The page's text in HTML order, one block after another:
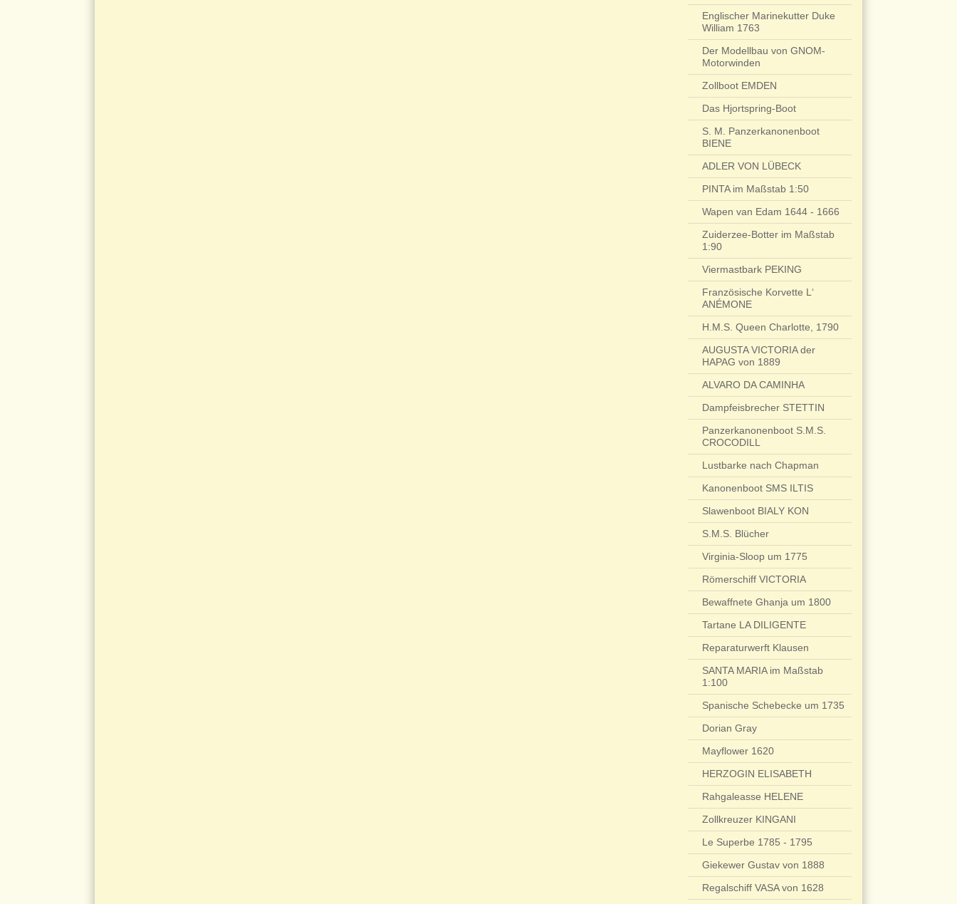
Englischer Marinekutter Duke
William 1763
Der Modellbau von GNOM-
Motorwinden
Zollboot EMDEN
Das Hjortspring-Boot
S. M. Panzerkanonenboot
BIENE
ADLER VON LÜBECK
PINTA im Maßstab 1:50
Wapen van Edam 1644 - 1666
Zuiderzee-Botter im Maßstab
1:90
Viermastbark PEKING
Französische Korvette L‘
ANÉMONE
H.M.S. Queen Charlotte, 1790
AUGUSTA VICTORIA der
HAPAG von 1889
ALVARO DA CAMINHA
Dampfeisbrecher STETTIN
Panzerkanonenboot S.M.S.
CROCODILL
Lustbarke nach Chapman
Kanonenboot SMS ILTIS
Slawenboot BIALY KON
S.M.S. Blücher
Virginia-Sloop um 1775
Römerschiff VICTORIA
Bewaffnete Ghanja um 1800
Tartane LA DILIGENTE
Reparaturwerft Klausen
SANTA MARIA im Maßstab
1:100
Spanische Schebecke um 1735
Dorian Gray
Mayflower 1620
HERZOGIN ELISABETH
Rahgaleasse HELENE
Zollkreuzer KINGANI
Le Superbe 1785 - 1795
Giekewer Gustav von 1888
Regalschiff VASA von 1628